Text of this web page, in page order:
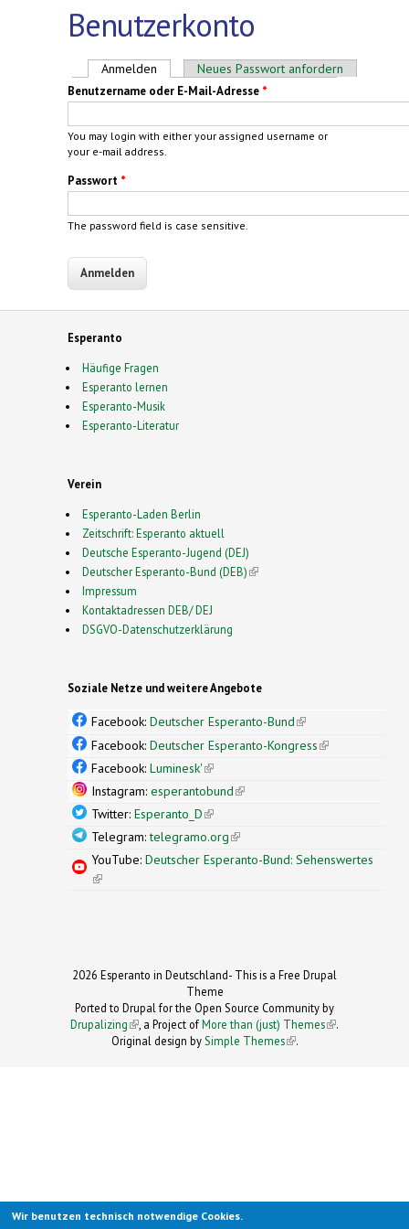
Benutzerkonto
Haupt-Reiter
Anmelden (aktiver Reiter)
Neues Passwort anfordern
Benutzername oder E-Mail-Adresse *
You may login with either your assigned username or
your e-mail address.
Passwort *
The password field is case sensitive.
Esperanto
Häufige Fragen
Esperanto lernen
Esperanto-Musik
Esperanto-Literatur
Verein
Esperanto-Laden Berlin
Zeitschrift: Esperanto aktuell
Deutsche Esperanto-Jugend (DEJ)
Deutscher Esperanto-Bund (DEB)(link is external)
Impressum
Kontaktadressen DEB/ DEJ
DSGVO-Datenschutzerklärung
Soziale Netze und weitere Angebote
Facebook: Deutscher Esperanto-Bund(link is
external)
Facebook: Deutscher Esperanto-Kongress(link is
Facebook: Luminesk'(link is external)
Instagram: esperantobund(link is external)
Twitter: Esperanto_D(link is external)
Telegram:telegramo.org(link is external)
YouTube: Deutscher Esperanto-Bund: Sehenswertes
(link is external)
2026 Esperanto in Deutschland- This is a Free Drupal
Theme
Ported to Drupal for the Open Source Community by
Drupalizing(link is external)
, a Project ofMore than (just) Themes (link is
.
Original design by Simple Themes
(link is
.
Wir benutzen technisch notwendige Cookies.